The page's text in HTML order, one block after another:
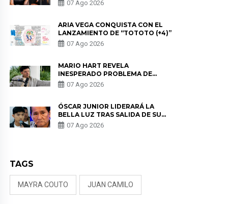
DE LAS PARTES QUERÍA EL
07 Ago 2026
ARIA VEGA CONQUISTA CON EL
LANZAMIENTO DE “TOTOTO (+4)”
07 Ago 2026
MARIO HART REVELA
INESPERADO PROBLEMA DE
SALUD ANTES DE SEPARARSE DE
KORINA: “ME ENCONTRARON UN
07 Ago 2026
ÓSCAR JUNIOR LIDERARÁ LA
BELLA LUZ TRAS SALIDA DE SU
PADRE POR POLÉMICA CON
NALDY SALDAÑA
07 Ago 2026
TAGS
MAYRA COUTO JUAN CAMILO